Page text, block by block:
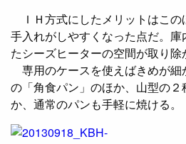
ＩＨ方式にしたメリットはこの
手入れがしやすくなった点だ。
たシーズヒーターの空間が取り除
専用のケースを使えばきめが
の「角食パン」のほか、山型の
か、通常のパンも手軽に焼ける。